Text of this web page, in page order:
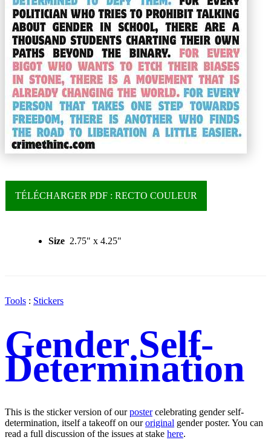
TÉLÉCHARGER PDF : RECTO COULEUR
Size 2.75" x 4.25"
Tools : Stickers
Gender Self-
Determination
This is the sticker version of ourpostercelebrating gender self-
determination, itself a takeoff on ouroriginal gender poster. You can
read a full discussion of the issues at stake here.